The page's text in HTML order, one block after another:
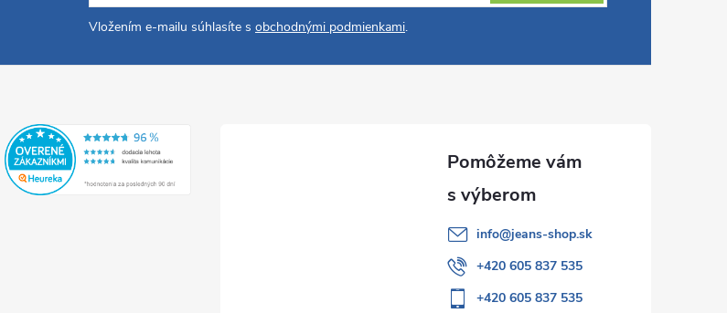
Vložením e-mailu súhlasíte s obchodnými podmienkami.
info@jeans-shop.sk
+420 605 837 535
+420 605 837 535